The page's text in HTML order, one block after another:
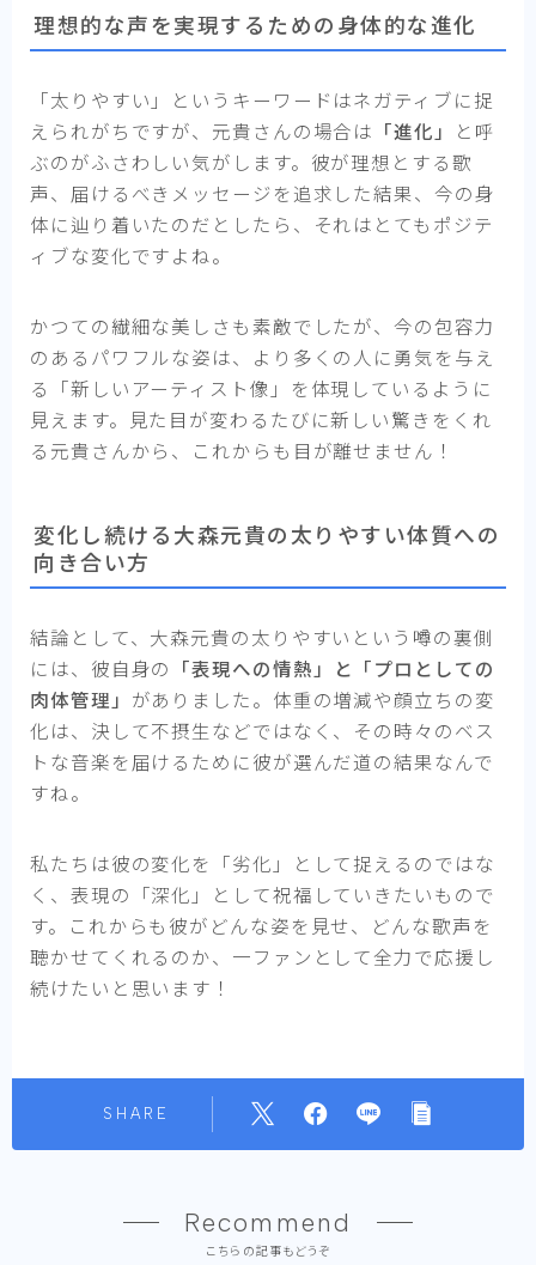
理想的な声を実現するための身体的な進化
「太りやすい」というキーワードはネガティブに捉
えられがちですが、元貴さんの場合は 「進化」
と呼
ぶのがふさわしい気がします。彼が理想とする歌
声、届けるべきメッセージを追求した結果、今の身
体に辿り着いたのだとしたら、それはとてもポジテ
ィブな変化ですよね。
かつての繊細な美しさも素敵でしたが、今の包容力
のあるパワフルな姿は、より多くの人に勇気を与え
る「新しいアーティスト像」を体現しているように
見えます。見た目が変わるたびに新しい驚きをくれ
る元貴さんから、これからも目が離せません！
変化し続ける大森元貴の太りやすい体質への
向き合い方
結論として、大森元貴の太りやすいという噂の裏側
には、彼自身の 「表現への情熱」と「プロとしての
肉体管理」 がありました。体重の増減や顔立ちの変
化は、決して不摂生などではなく、その時々のベス
トな音楽を届けるために彼が選んだ道の結果なんで
すね。
私たちは彼の変化を「劣化」として捉えるのではな
く、表現の「深化」として祝福していきたいもので
す。これからも彼がどんな姿を見せ、どんな歌声を
聴かせてくれるのか、一ファンとして全力で応援し
続けたいと思います！
SHARE
Recommend
こちらの記事もどうぞ